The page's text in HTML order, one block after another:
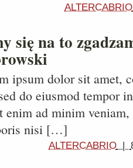
ALTERCABRIO
się na to
ipsum dolor sit amet,
do eiusmod tempor
enim ad minim
nisi […]
ALTERCABRIO |